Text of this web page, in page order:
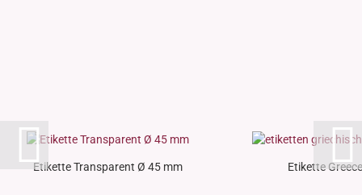
Etikette Transparent Ø 45 mm Etikette Greece